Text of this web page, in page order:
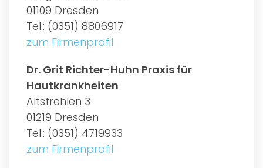
01109 Dresden
Tel.: (0351) 8806917
zum Firmenprofil
Dr. Grit Richter-Huhn Praxis für
Hautkrankheiten
Altstrehlen 3
01219 Dresden
Tel.: (0351) 4719933
zum Firmenprofil